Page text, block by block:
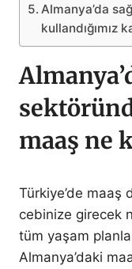
Almanya’da
kullandığımız
maaş ne
Türkiye’de maaş
cebinize girecek
tüm yaşam
Almanya’daki